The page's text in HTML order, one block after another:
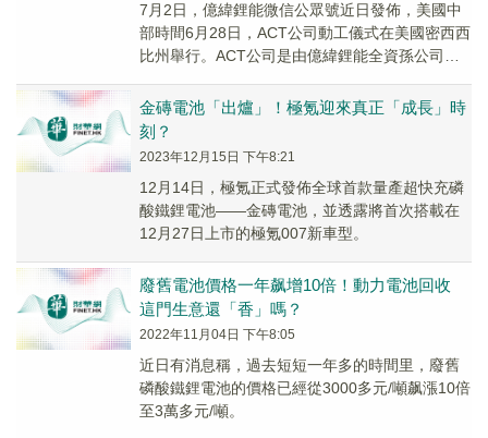
7月2日，億緯鋰能微信公眾號近日發佈，美國中
部時間6月28日，ACT公司動工儀式在美國密西西
比州舉行。ACT公司是由億緯鋰能全資孫公司億
成...
金磚電池「出爐」！極氪迎來真正「成長」時
刻？
2023年12月15日 下午8:21
12月14日，極氪正式發佈全球首款量產超快充磷
酸鐵鋰電池——金磚電池，並透露將首次搭載在
12月27日上市的極氪007新車型。
廢舊電池價格一年飙增10倍！動力電池回收
這門生意還「香」嗎？
2022年11月04日 下午8:05
近日有消息稱，過去短短一年多的時間里，廢舊
磷酸鐵鋰電池的價格已經從3000多元/噸飙漲10倍
至3萬多元/噸。